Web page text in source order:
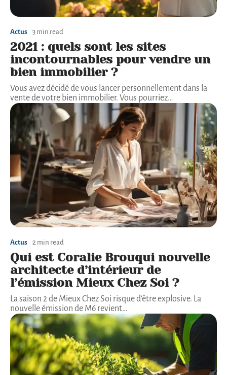
Actus 3 min read
2021 : quels sont les sites
incontournables pour vendre un
bien immobilier ?
Vous avez décidé de vous lancer personnellement dans la
vente de votre bien immobilier. Vous pourriez…
Actus 2 min read
Qui est Coralie Brouqui nouvelle
architecte d’intérieur de
l’émission Mieux Chez Soi ?
La saison 2 de Mieux Chez Soi risque d'être explosive. La
nouvelle émission de M6 revient…